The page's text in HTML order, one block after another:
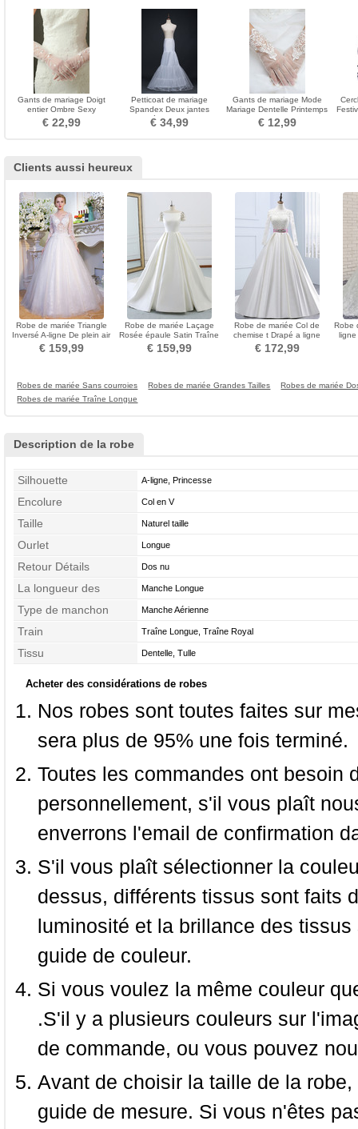
Gants de mariage Doigt
entier Ombre Sexy
Translucide Tulle Longue
€ 22,99
Petticoat de mariage
Spandex Deux jantes
Diamètre Double fil
€ 34,99
Gants de mariage Mode
Mariage Dentelle Printemps
Court Doigt entier
€ 12,99
Clients aussi heureux
Robe de mariée Triangle
Inversé A-ligne De plein air
Col en V
€ 159,99
Robe de mariée Laçage
Rosée épaule Satin Traîne
Longue Poire
€ 159,99
Robe de mariée Col de
chemise t Drapé a ligne
Manche Longue Printemps
€ 172,99
Robe
ligne
Robes de mariée Sans courroies Robes de mariée Grandes Tailles
Robes de mariée
Robes de mariée Traîne Longue
Description de la robe
Silhouette A-ligne, Princesse
Encolure Col en V
Taille Naturel taille
Ourlet Longue
Retour Détails Dos nu
La longueur des
manches
Manche Longue
Type de manchon Manche Aérienne
Train Traîne Longue, Traîne Royal
Tissu Dentelle, Tulle
Acheter des considérations de robes
Nos robes sont toutes faites sur
sera plus de 95% une fois terminé.
Toutes les commandes ont besoin
personnellement, s'il vous plaît
enverrons l'email de confirmation
S'il vous plaît sélectionner la
dessus, différents tissus sont faits
luminosité et la brillance des
guide de couleur.
Si vous voulez la même couleur
.S'il y a plusieurs couleurs sur
de commande, ou vous pouvez
Avant de choisir la taille de la
guide de mesure. Si vous n'êtes